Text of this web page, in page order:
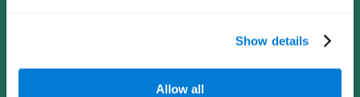
Show details
Allow all